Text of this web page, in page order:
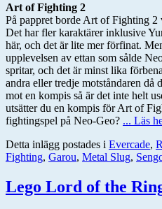
Art of Fighting 2
På pappret borde Art of Fighting 2
Det har fler karaktärer inklusive
här, och det är lite mer förfinat.
upplevelsen av ettan som sålde
spritar, och det är minst lika
andra eller tredje motståndaren då
mot en kompis så är det inte helt
utsätter du en kompis för Art of
fightingspel på Neo-Geo? ... Läs
Detta inlägg postades i Evercade,
Fighting, Garou, Metal Slug,
Lego Lord of the